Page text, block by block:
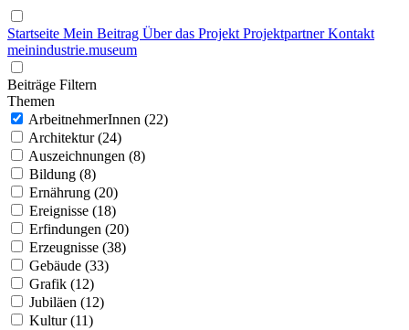
Startseite Mein Beitrag Über das Projekt ProjektpartnerKontakt
meinindustrie.museum
Beiträge Filtern
Themen
ArbeitnehmerInnen (22)
Architektur (24)
Auszeichnungen (8)
Bildung (8)
Ernährung (20)
Ereignisse (18)
Erfindungen (20)
Erzeugnisse (38)
Gebäude (33)
Grafik (12)
Jubiläen (12)
Kultur (11)